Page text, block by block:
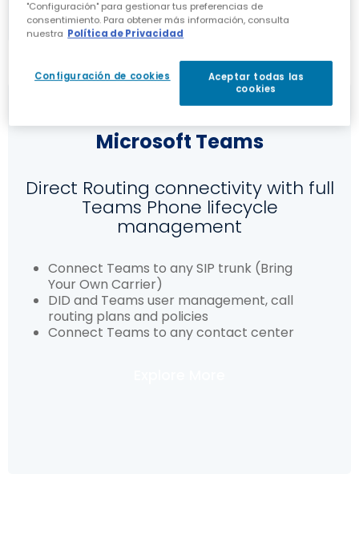
Microsoft Teams
Direct Routing connectivity with full
Teams Phone lifecycle
management
Connect Teams to any SIP trunk (Bring
Your Own Carrier)
DID and Teams user management, call
routing plans and policies
Connect Teams to any contact center
"Configuración" para gestionar tus preferencias de
consentimiento. Para obtener más información, consulta
nuestra Política de Privacidad
Configuración de cookies
Aceptar todas las
cookies